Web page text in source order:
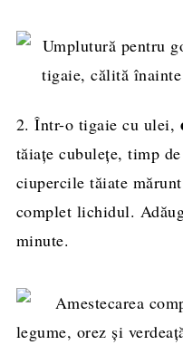
2. Într-o tigaie cu ulei,
tăiațe cubulețe, timp
ciupercile tăiate
complet lichidul.
minute.